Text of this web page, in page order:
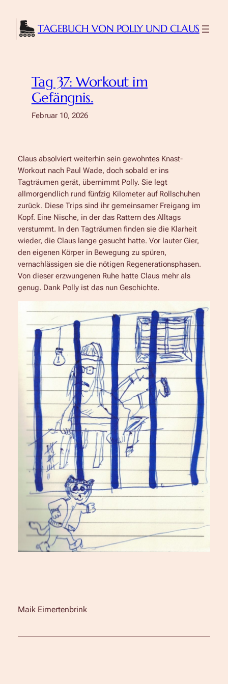
Inhalt
springen TAGEBUCH VON POLLY UND CLAUS
Tag 37: Workout im
Gefängnis.
Februar 10, 2026
Claus absolviert weiterhin sein gewohntes Knast-
Workout nach Paul Wade, doch sobald er ins
Tagträumen gerät, übernimmt Polly. Sie legt
allmorgendlich rund fünfzig Kilometer auf Rollschuhen
zurück. Diese Trips sind ihr gemeinsamer Freigang im
Kopf. Eine Nische, in der das Rattern des Alltags
verstummt. In den Tagträumen finden sie die Klarheit
wieder, die Claus lange gesucht hatte. Vor lauter Gier,
den eigenen Körper in Bewegung zu spüren,
vernachlässigen sie die nötigen Regenerationsphasen.
Von dieser erzwungenen Ruhe hatte Claus mehr als
genug. Dank Polly ist das nun Geschichte.
Maik Eimertenbrink